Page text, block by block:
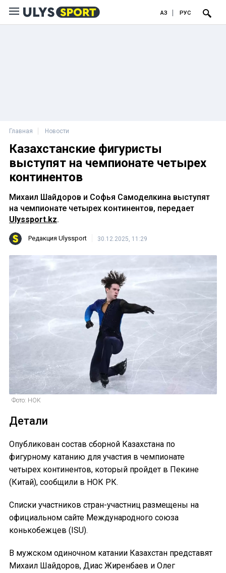
ҚАЗ РУС
Главная Новости
Казахстанские фигуристы
выступят на чемпионате четырех
континентов
Михаил Шайдоров и Софья Самоделкина выступят
на чемпионате четырех континентов, передает
Ulyssport.kz.
Редакция Ulyssport 30.12.2025, 11:29
Фото: НОК
Детали
Опубликован состав сборной Казахстана по
фигурному катанию для участия в чемпионате
четырех континентов, который пройдет в Пекине
(Китай), сообщили в НОК РК.
Списки участников стран-участниц размещены на
официальном сайте Международного союза
конькобежцев (ISU).
В мужском одиночном катании Казахстан представят
Михаил Шайдоров, Диас Жиренбаев и Олег